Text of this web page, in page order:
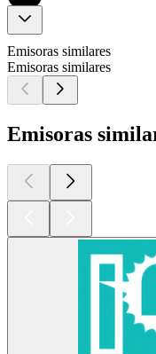
Emisoras similares
Emisoras similares
Emisoras